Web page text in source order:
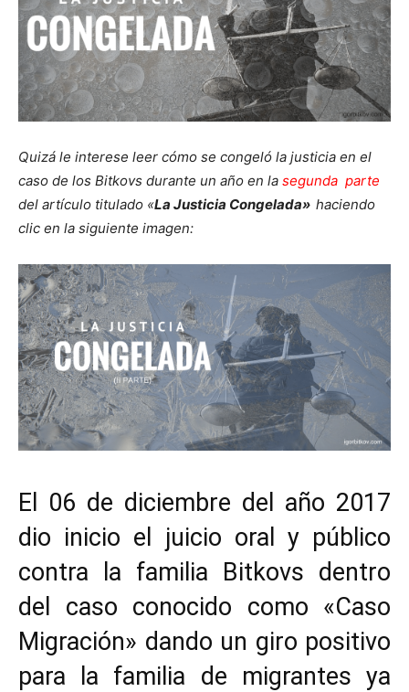
Quizá le interese leer cómo se congeló la justicia en el
caso de los Bitkovs durante un año en la segunda parte
del artículo titulado «La Justicia Congelada» haciendo
clic en la siguiente imagen:
El 06 de diciembre del año 2017
dio inicio el juicio oral y público
contra la familia Bitkovs dentro
del caso conocido como «Caso
Migración» dando un giro positivo
para la familia de migrantes ya